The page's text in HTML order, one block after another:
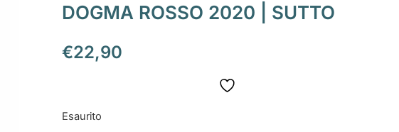
DOGMA ROSSO 2020 | SUTTO
€22,90
Esaurito